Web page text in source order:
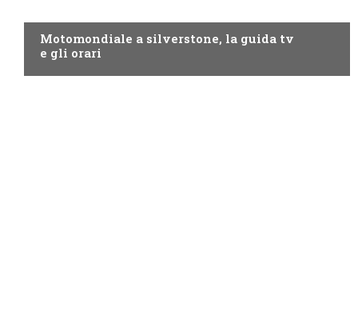
Motomondiale a silverstone, la guida tv
e gli orari